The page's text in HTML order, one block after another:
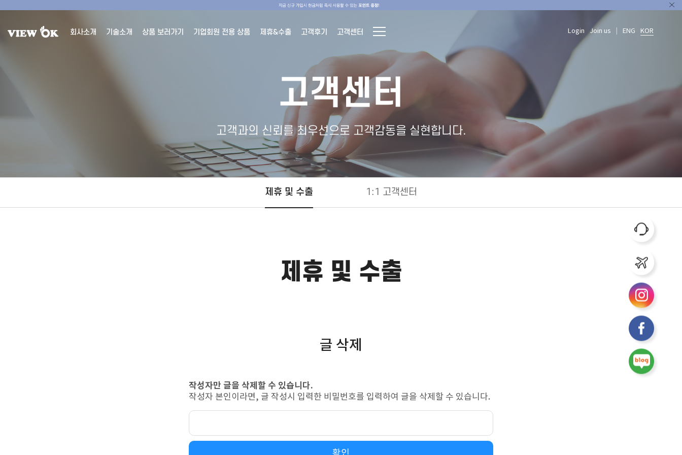
회사소개 기술소개 상품 보러가기 기업회원 전용 상품 제휴&수출 고객후기 고객센터 Login Join us ENG KOR
고객센터
고객과의 신뢰를 최우선으로 고객감동을 실현합니다.
제휴 및 수출 1:1 고객센터
제휴 및 수출
글 삭제
작성자만 글을 삭제할 수 있습니다.
작성자 본인이라면, 글 작성시 입력한 비밀번호를 입력하여 글을 삭제할 수 있습니다.